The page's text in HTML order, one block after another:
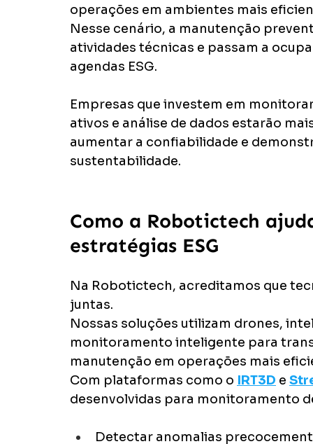
operações em ambientes mais
Nesse cenário, a manutenção
atividades técnicas e passam a
agendas ESG.
Empresas que investem em
ativos e análise de dados estarão
aumentar a confiabilidade e
sustentabilidade.
Como a Robotictech
estratégias ESG
Na Robotictech, acreditamos que
juntas.
Nossas soluções utilizam drones,
monitoramento inteligente para
manutenção em operações mais
Com plataformas como o IRT3D e
desenvolvidas para monitoramento
Detectar anomalias